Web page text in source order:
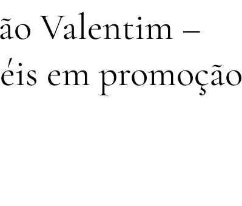
Valentim –
em promoção